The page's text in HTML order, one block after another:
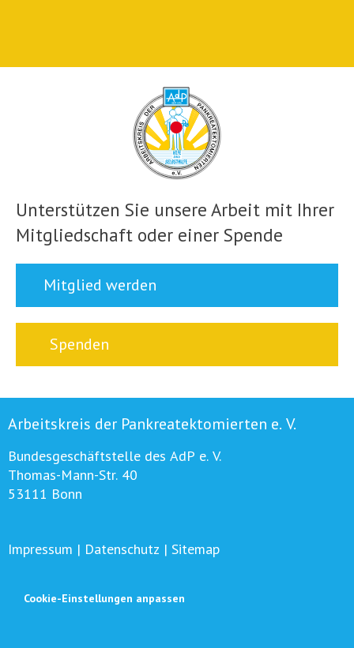
Unterstützen Sie unsere Arbeit mit Ihrer
Mitgliedschaft oder einer Spende
Mitglied werden
Spenden
Arbeitskreis der Pankreatektomierten e. V.
Bundesgeschäftstelle des AdP e. V.
Thomas-Mann-Str. 40
53111 Bonn
Impressum | Datenschutz | Sitemap
Cookie-Einstellungen anpassen